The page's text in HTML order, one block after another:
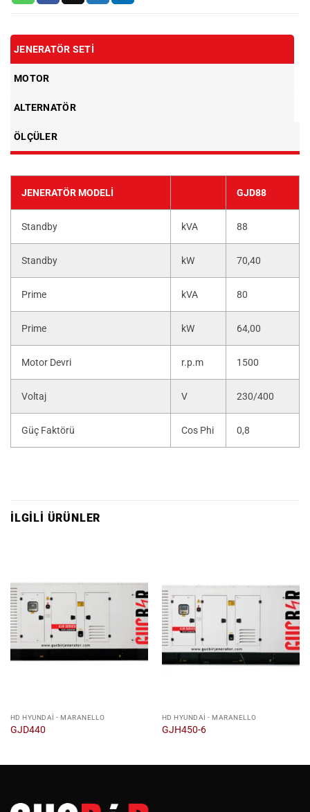
JENERATÖR SETI
MOTOR
ALTERNATÖR
ÖLÇÜLER
JENERATÖR MODELI GJD88
Standby kVA 88
Standby kW 70,40
Prime kVA 80
Prime kW 64,00
Motor Devri r.p.m 1500
Voltaj V 230/400
Güç Faktörü Cos Phi 0,8
İLGILI ÜRÜNLER
HD HYUNDAI - MARANELLO
GJD440
HD HYUNDAI - MARANELLO
GJH450-6